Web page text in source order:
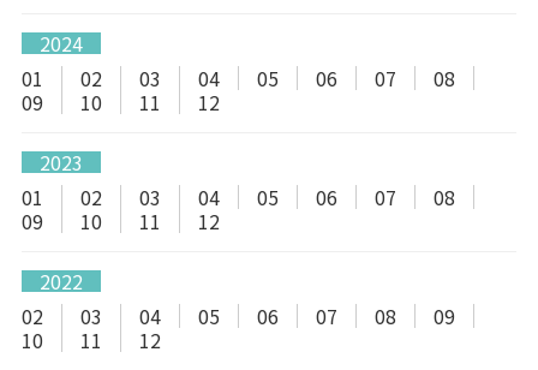
2024
01
02 03 04 05 06 07
08
09
10 11 12
2023
01
02 03 04 05 06 07
08
09
10 11 12
2022
02
03 04 05 06 07 08
09
10
11 12